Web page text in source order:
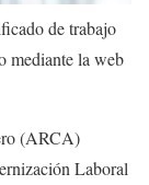
de trabajo
mediante la web
(ARCA)
Laboral